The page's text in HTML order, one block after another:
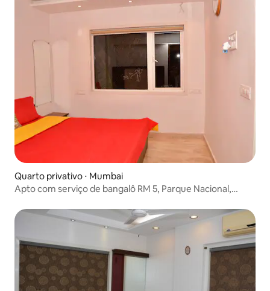
Quarto privativo ⋅ Mumbai
Apto com serviço de bangalô RM 5, Parque Nacional,